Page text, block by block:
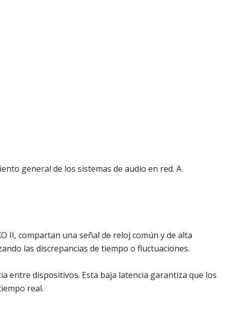
general de los sistemas de audio en red. A
II, compartan una señal de reloj común y de alta
las discrepancias de tiempo o fluctuaciones.
entre dispositivos. Esta baja latencia garantiza que los
real.